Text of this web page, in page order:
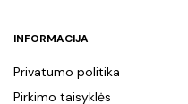
INFORMACIJA
Privatumo politika
Pirkimo taisyklės